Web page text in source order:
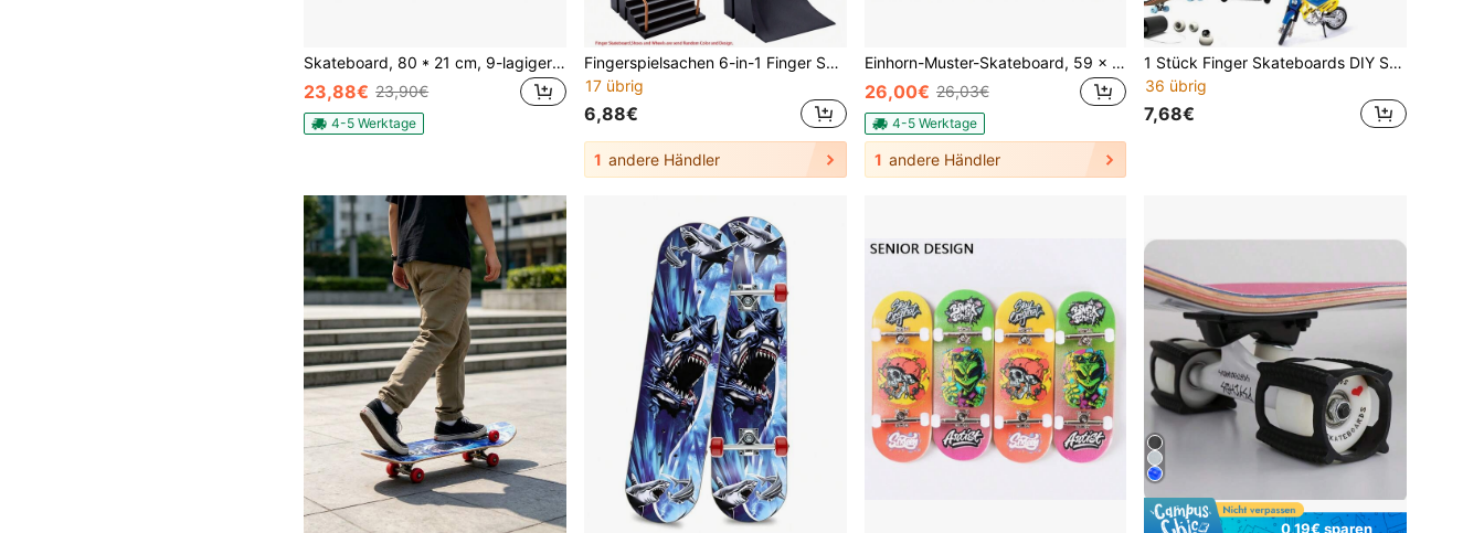
Skateboard, 80 * 21 cm, 9-lagiger Ahorn + leise PU-Räder, belastbar 250 kg, Buchstabenmuster
23,88€ 23,90€
4-5 Werktage
Fingerspielsachen 6-in-1 Finger Skatepark Mit Finger Skateboard Kits, Hangabfahrt-treppe-rampenstrecke Mit Fingerhosen Und Finger-rollschuh (finger-skateboard Wird In Zufälliger Farbe Gesendet)
17 übrig
6,88€
1 andere Händler
Einhorn-Muster-Skateboard, 59 x 15 cm, leuchtende Räder, Tragfähigkeit 150 kg, Kinder-Skateboard, rosa
26,00€ 26,03€
4-5 Werktage
1 andere Händler
1 Stück Finger Skateboards DIY Skatepark Tech Teile Deck Stunt Professionelles Skateboard Metall Halterung Lager Räder Tischspielzeug Digit Boards 5-lagiges Holz, Skateboard, Skateboard
36 übrig
7,68€
0,19€ sparen